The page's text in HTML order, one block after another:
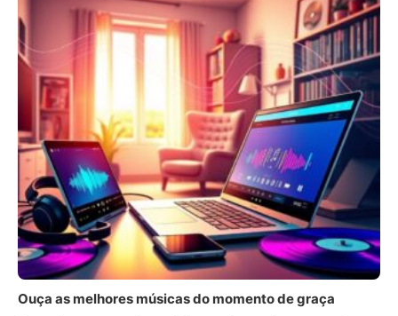
Ouça as melhores músicas do momento de graça